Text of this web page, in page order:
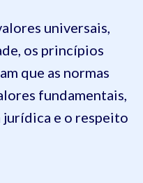
universais,
os princípios
que as normas
fundamentais,
jurídica e o respeito